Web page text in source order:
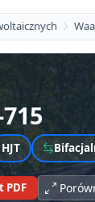
HJT
PDF